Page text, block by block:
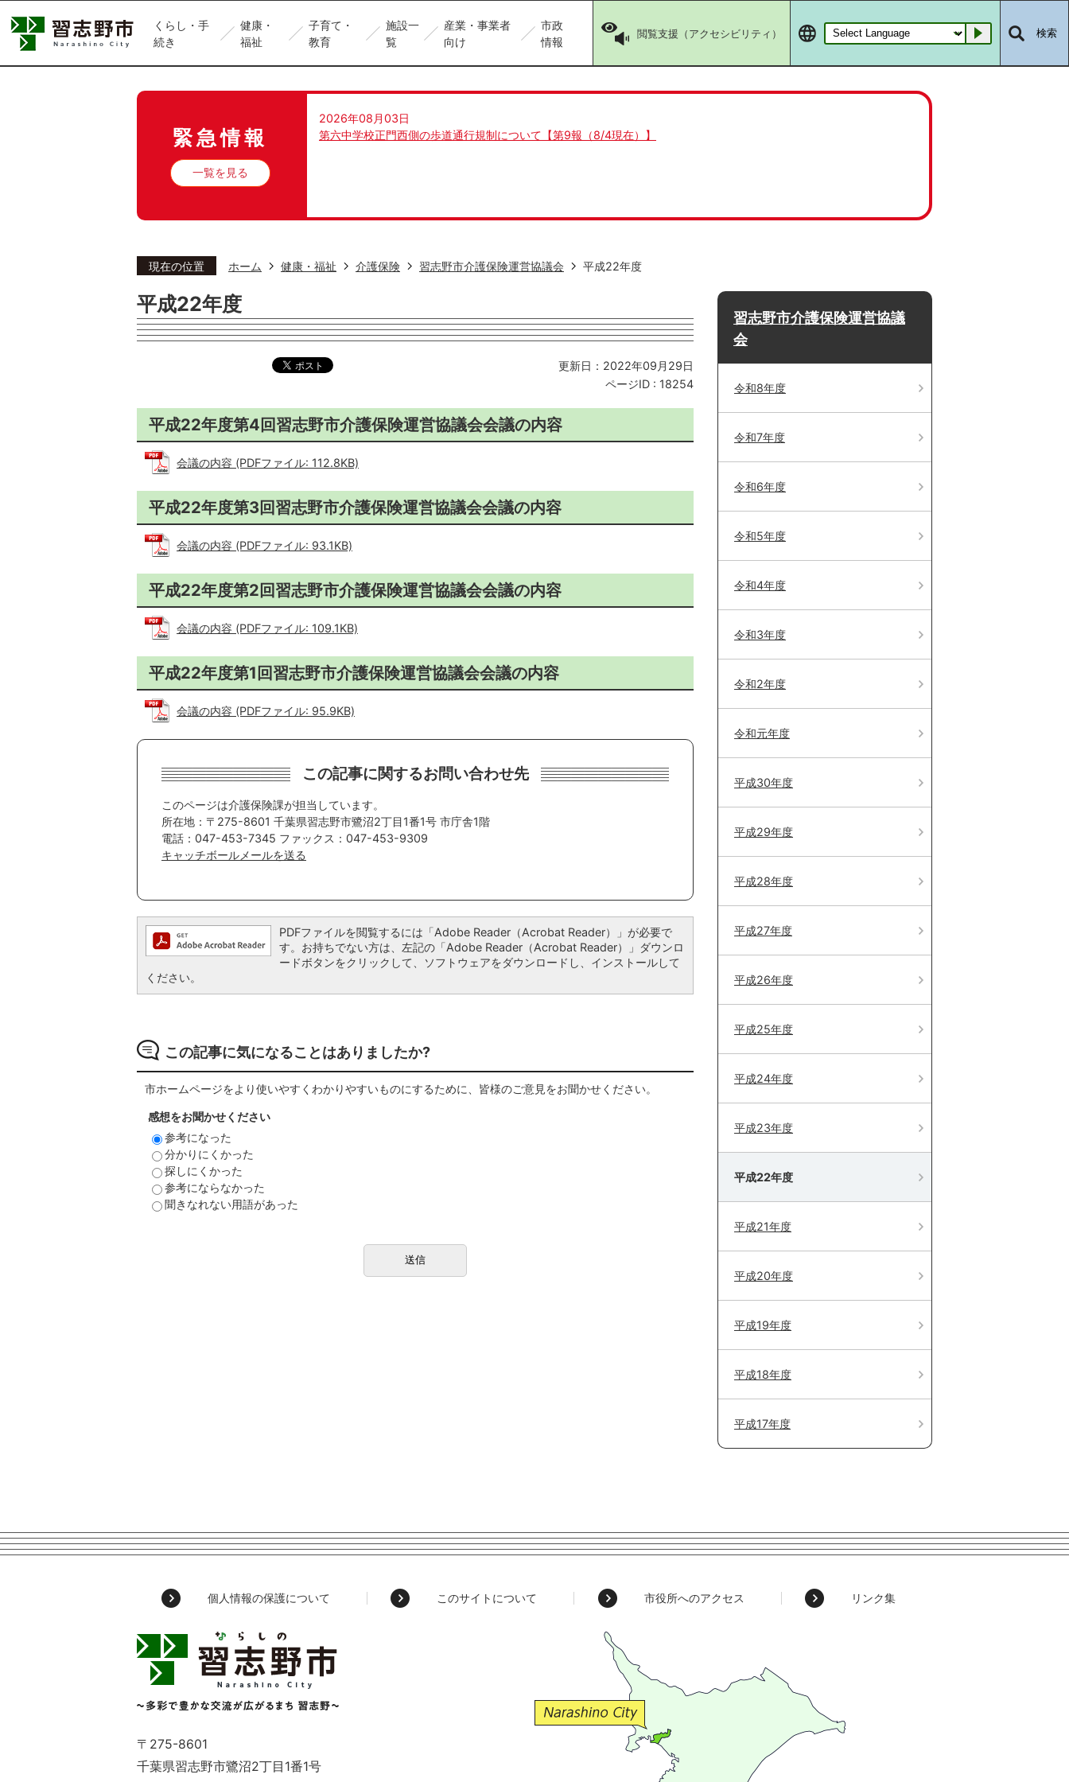
くらし・手
続き
健康・
福祉
子育て・
教育
施設一
覧
産業・事業者
向け
市政
情報
閲覧支援（アクセシビリティ） Go 検索
緊急情報
一覧を見る
2026年08月03日
第六中学校正門西側の歩道通行規制について【第9報（8/4現在）】
現在の位置 ホーム 健康・福祉 介護保険 習志野市介護保険運営協議会 平成22年度
平成22年度
更新日：2022年09月29日
ページID : 18254
平成22年度第4回習志野市介護保険運営協議会会議の内容
会議の内容 (PDFファイル: 112.8KB)
平成22年度第3回習志野市介護保険運営協議会会議の内容
会議の内容 (PDFファイル: 93.1KB)
平成22年度第2回習志野市介護保険運営協議会会議の内容
会議の内容 (PDFファイル: 109.1KB)
平成22年度第1回習志野市介護保険運営協議会会議の内容
会議の内容 (PDFファイル: 95.9KB)
この記事に関するお問い合わせ先
このページは介護保険課が担当しています。
所在地：〒275-8601 千葉県習志野市鷺沼2丁目1番1号 市庁舎1階
電話：047-453-7345 ファックス：047-453-9309
キャッチボールメールを送る
PDFファイルを閲覧するには「Adobe Reader（Acrobat Reader）」が必要で
す。お持ちでない方は、左記の「Adobe Reader（Acrobat Reader）」ダウンロ
ードボタンをクリックして、ソフトウェアをダウンロードし、インストールして
ください。
この記事に気になることはありましたか?
市ホームページをより使いやすくわかりやすいものにするために、皆様のご意見をお聞かせください。
感想をお聞かせください
参考になった
分かりにくかった
探しにくかった
参考にならなかった
聞きなれない用語があった
習志野市介護保険運営協議
会
令和8年度
令和7年度
令和6年度
令和5年度
令和4年度
令和3年度
令和2年度
令和元年度
平成30年度
平成29年度
平成28年度
平成27年度
平成26年度
平成25年度
平成24年度
平成23年度
平成22年度
平成21年度
平成20年度
平成19年度
平成18年度
平成17年度
個人情報の保護について このサイトについて 市役所へのアクセス リンク集
習
志
Narashino
～
多
彩
〒275-8601
千葉県習志野市鷺沼2丁目1番1号